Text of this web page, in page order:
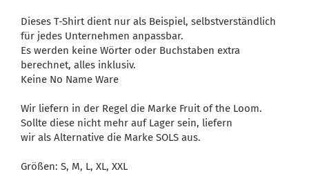
Dieses T-Shirt dient nur als Beispiel, selbstverständlich
für jedes Unternehmen anpassbar.
Es werden keine Wörter oder Buchstaben extra
berechnet, alles inklusiv.
Keine No Name Ware
Wir liefern in der Regel die Marke Fruit of the Loom.
Sollte diese nicht mehr auf Lager sein, liefern
wir als Alternative die Marke SOLS aus.
Größen: S, M, L, XL, XXL